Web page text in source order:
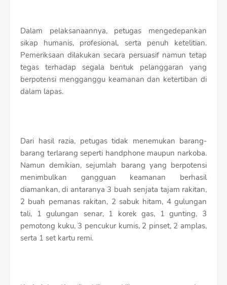
Dalam pelaksanaannya, petugas mengedepankan
sikap humanis, profesional, serta penuh ketelitian.
Pemeriksaan dilakukan secara persuasif namun tetap
tegas terhadap segala bentuk pelanggaran yang
berpotensi mengganggu keamanan dan ketertiban di
dalam lapas.
Dari hasil razia, petugas tidak menemukan barang-
barang terlarang seperti handphone maupun narkoba.
Namun demikian, sejumlah barang yang berpotensi
menimbulkan gangguan keamanan berhasil
diamankan, di antaranya 3 buah senjata tajam rakitan,
2 buah pemanas rakitan, 2 sabuk hitam, 4 gulungan
tali, 1 gulungan senar, 1 korek gas, 1 gunting, 3
pemotong kuku, 3 pencukur kumis, 2 pinset, 2 amplas,
serta 1 set kartu remi.